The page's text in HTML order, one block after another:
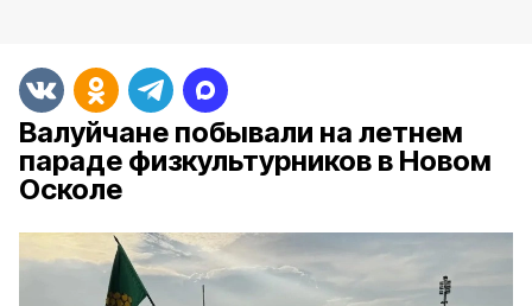
Валуйчане побывали на летнем
параде физкультурников в Новом
Осколе